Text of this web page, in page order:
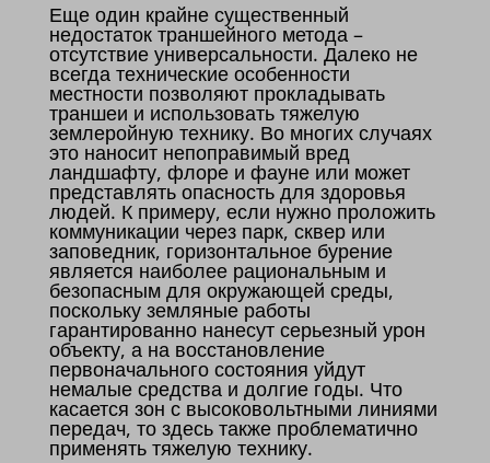
Еще один крайне существенный
недостаток траншейного метода –
отсутствие универсальности. Далеко не
всегда технические особенности
местности позволяют прокладывать
траншеи и использовать тяжелую
землеройную технику. Во многих случаях
это наносит непоправимый вред
ландшафту, флоре и фауне или может
представлять опасность для здоровья
людей. К примеру, если нужно проложить
коммуникации через парк, сквер или
заповедник, горизонтальное бурение
является наиболее рациональным и
безопасным для окружающей среды,
поскольку земляные работы
гарантированно нанесут серьезный урон
объекту, а на восстановление
первоначального состояния уйдут
немалые средства и долгие годы. Что
касается зон с высоковольтными линиями
передач, то здесь также проблематично
применять тяжелую технику.